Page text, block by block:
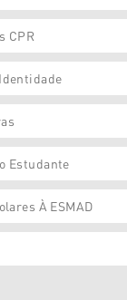
CPR
Estudante
À ESMAD